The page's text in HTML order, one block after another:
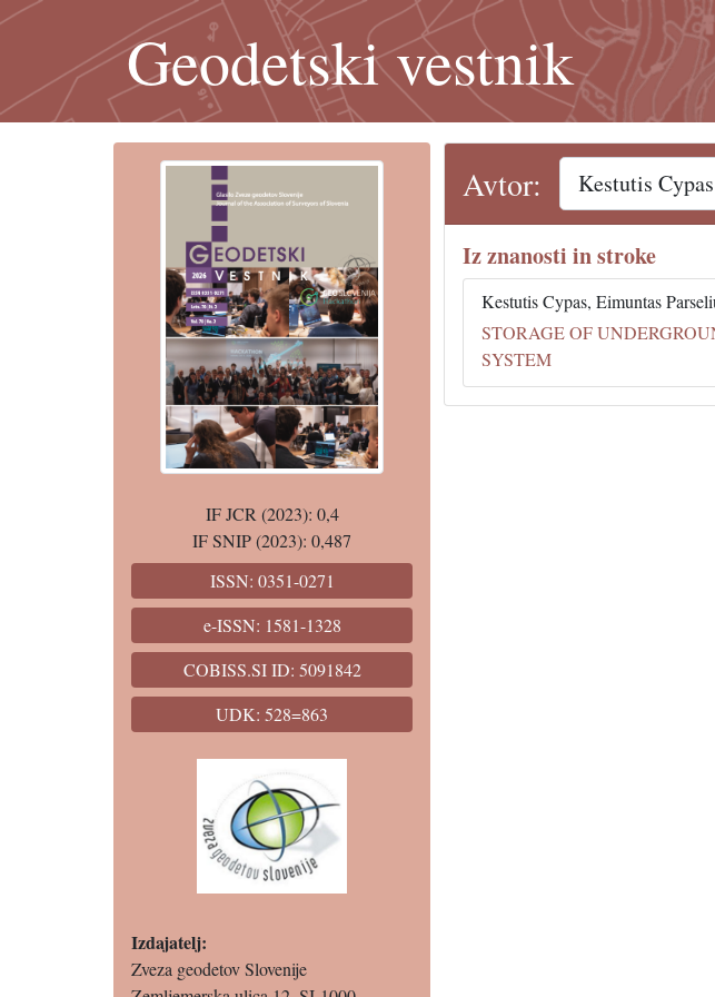
Geodetski vestnik
IF JCR (2023): 0,4
IF SNIP (2023): 0,487
ISSN: 0351-0271
e-ISSN: 1581-1328
COBISS.SI ID: 5091842
UDK: 528=863
Izdajatelj:
Zveza geodetov Slovenije
Avtor:
Iz znanosti in stroke
Kestutis Cypas, Eimuntas
STORAGE OF
SYSTEM